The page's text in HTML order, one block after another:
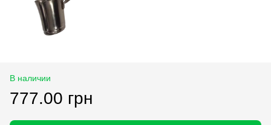
В наличии
777.00 грн